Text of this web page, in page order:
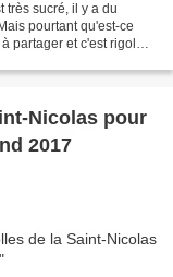
très sucré, il y a du
pourtant qu'est-ce
partager et c'est rigolo à
Nicolas pour
2017